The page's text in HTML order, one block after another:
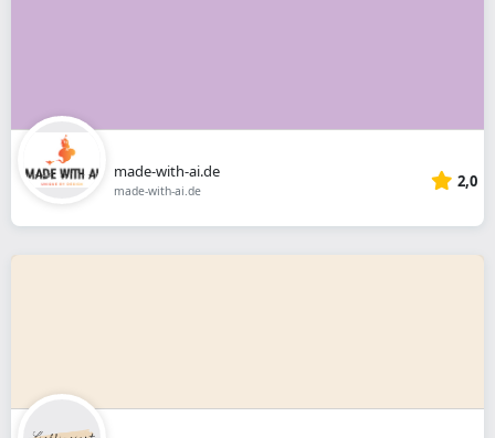
made-with-ai.de
made-with-ai.de 2,0